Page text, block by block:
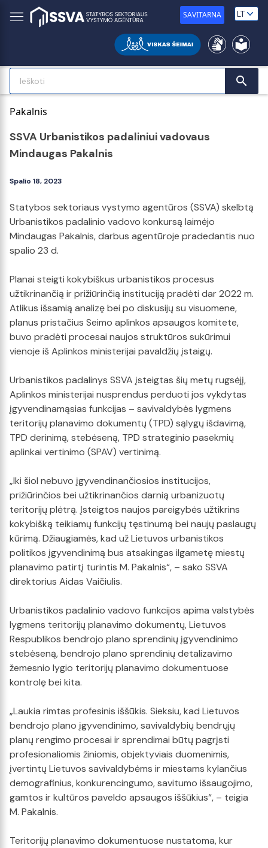
SAVITARNA
search
SSVA Urbanistikos padaliniui vadovaus
Mindaugas Pakalnis
Spalio 18, 2023
Statybos sektoriaus vystymo agentūros (SSVA) skelbtą
Urbanistikos padalinio vadovo konkursą laimėjo
Mindaugas Pakalnis, darbus agentūroje pradedantis nuo
spalio 23 d.
Planai steigti kokybiškus urbanistikos procesus
užtikrinančią ir prižiūrinčią instituciją pradėti dar 2022 m.
Atlikus išsamią analizę bei po diskusijų su visuomene,
planus pristačius Seimo aplinkos apsaugos komitete,
buvo pradėti procesai naujos struktūros sukūrimui
vienoje iš Aplinkos ministerijai pavaldžių įstaigų.
Urbanistikos padalinys SSVA įsteigtas šių metų rugsėjį,
Aplinkos ministerijai nusprendus perduoti jos vykdytas
įgyvendinamąsias funkcijas – savivaldybės lygmens
teritorijų planavimo dokumentų (TPD) sąlygų išdavimą,
TPD derinimą, stebėseną, TPD strateginio pasekmių
aplinkai vertinimo (SPAV) vertinimą.
„Iki šiol nebuvo įgyvendinančiosios institucijos,
prižiūrinčios bei užtikrinančios darnią urbanizuotų
teritorijų plėtrą. Įsteigtos naujos pareigybės užtikrins
kokybišką teikiamų funkcijų tęstinumą bei naujų paslaugų
kūrimą. Džiaugiamės, kad už Lietuvos urbanistikos
politikos įgyvendinimą bus atsakingas ilgametę miestų
planavimo patirtį turintis M. Pakalnis“, – sako SSVA
direktorius Aidas Vaičiulis.
Urbanistikos padalinio vadovo funkcijos apima valstybės
lygmens teritorijų planavimo dokumentų, Lietuvos
Respublikos bendrojo plano sprendinių įgyvendinimo
stebėseną, bendrojo plano sprendinių detalizavimo
žemesnio lygio teritorijų planavimo dokumentuose
kontrolę bei kita.
„Laukia rimtas profesinis iššūkis. Sieksiu, kad Lietuvos
bendrojo plano įgyvendinimo, savivaldybių bendrųjų
planų rengimo procesai ir sprendimai būtų pagrįsti
profesionaliomis žiniomis, objektyviais duomenimis,
įvertintų Lietuvos savivaldybėms ir miestams kylančius
demografinius, konkurencingumo, savitumo išsaugojimo,
gamtos ir kultūros paveldo apsaugos iššūkius“, – teigia
M. Pakalnis.
Teritorijų planavimo dokumentuose nustatoma, kur